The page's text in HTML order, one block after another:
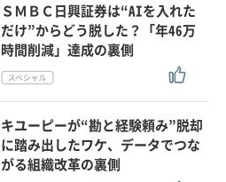
ＳＭＢＣ日興証券は“AIを入れた
だけ”からどう脱した？「年46万
時間削減」達成の裏側
キユーピーが“勘と経験頼み”脱却
に踏み出したワケ、データでつな
がる組織改革の裏側